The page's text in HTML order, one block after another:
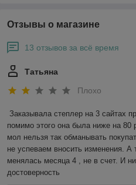
Отзывы о магазине
13 отзывов за всё время
Татьяна
Плохо
Заказывала степлер на 3 сайтах
помимо этого она была ниже на 80
мол нельзя так обманывать
не успеваем вносить изменения.
менялась месяца 4 , не в счет. И
достоверность